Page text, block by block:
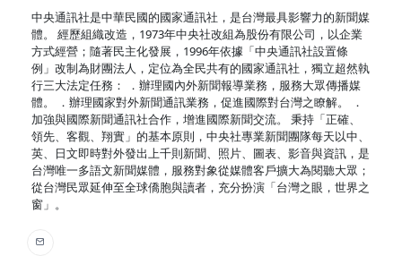
中央通訊社是中華民國的國家通訊社，是台灣最具影響力的新聞媒
體。 經歷組織改造，1973年中央社改組為股份有限公司，以企業
方式經營；隨著民主化發展，1996年依據「中央通訊社設置條
例」改制為財團法人，定位為全民共有的國家通訊社，獨立超然執
行三大法定任務： ．辦理國內外新聞報導業務，服務大眾傳播媒
體。 ．辦理國家對外新聞通訊業務，促進國際對台灣之瞭解。 ．
加強與國際新聞通訊社合作，增進國際新聞交流。 秉持「正確、
領先、客觀、翔實」的基本原則，中央社專業新聞團隊每天以中、
英、日文即時對外發出上千則新聞、照片、圖表、影音與資訊，是
台灣唯一多語文新聞媒體，服務對象從媒體客戶擴大為閱聽大眾；
從台灣民眾延伸至全球僑胞與讀者，充分扮演「台灣之眼，世界之
窗」。